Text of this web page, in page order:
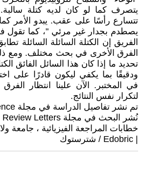
يتصرف كما لو كان لديه كتلة
تتسارع رأسًا على عقب. يبدو الأمر كما
يصطدم بجدار غير مرئي "، كما تقول
الفريق إن الكتلة السائلة السائلة
الفرق الأخرى في بحث مختلف. ومع
تحديد ما إذا كان هذا السائل الفائق
ودقيقًا بما يكفي ليكون قادرًا على
في المختبر. الآن علينا انتظار
لتكرار نفس النتائج.
تم نشر تفاصيل الدراسة في مجلة Science.
نُشر البحث في مجلة Physical Review Letters .
خطابات المراجعة الفيزيائية ، جامعة